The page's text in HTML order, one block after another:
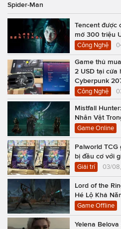
Spider-Man
Tencent được
mở 300 triệu
Công Nghệ
Game thủ
2 USD tại cửa
Cyberpunk
Công Nghệ
Mistfall
Nhân Vật
Game Online
Palworld
bị đầu cơ với
Giải trí 03/08,
Lord of the
Hé Lộ Khả
Game Offline
Yelena